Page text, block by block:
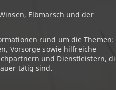
Elbmarsch und der
rund um die Themen:
Vorsorge sowie hilfreiche
und Dienstleistern,
tätig sind.